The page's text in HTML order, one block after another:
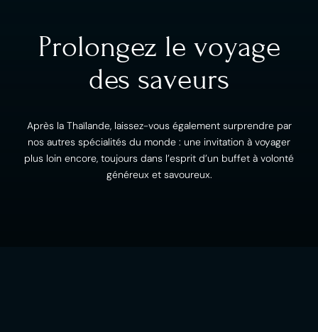
Prolongez le voyage
des saveurs
Après la Thaïlande, laissez-vous également surprendre par
nos autres spécialités du monde : une invitation à voyager
plus loin encore, toujours dans l’esprit d’un buffet à volonté
généreux et savoureux.